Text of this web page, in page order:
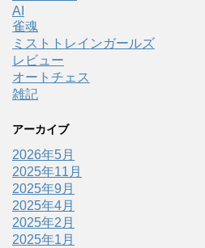
AI
雀魂
ミストトレインガールズ
レビュー
オートチェス
雑記
アーカイブ
2026年5月
2025年11月
2025年9月
2025年4月
2025年2月
2025年1月